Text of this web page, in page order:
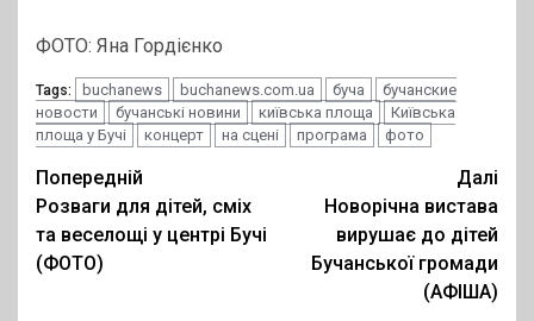
ФОТО: Яна Гордієнко
Tags: buchanews buchanews.com.ua буча
бучанские
новости
бучанські новини київська площа
Київська
площа у Бучі
концерт на сцені програма фото
Post
navigation
Попередній
Розваги для дітей, сміх
та веселощі у центрі Бучі
(ФОТО)
Далі
Новорічна вистава
вирушає до дітей
Бучанської громади
(АФІША)